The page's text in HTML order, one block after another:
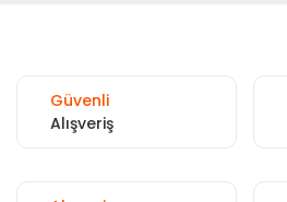
Güvenli
Alışveriş